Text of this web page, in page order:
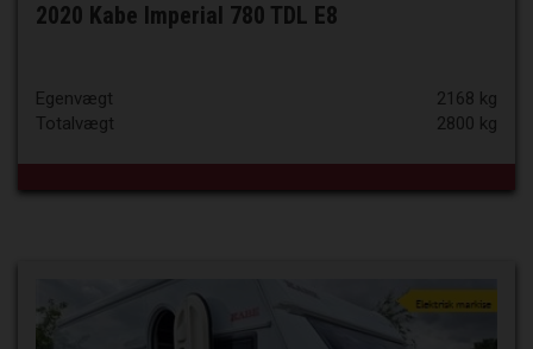
2020 Kabe Imperial 780 TDL E8
Egenvægt
2168 kg
Totalvægt
2800 kg